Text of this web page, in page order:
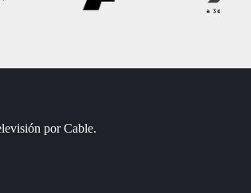
por Cable.